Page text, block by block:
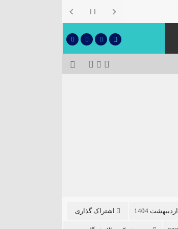
اشتراک گذاری